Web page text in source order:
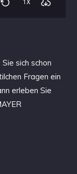
1X
sich schon
Fragen ein
erleben Sie